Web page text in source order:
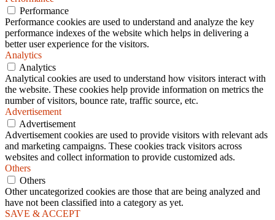
Performance
Performance cookies are used to understand and analyze the key
performance indexes of the website which helps in delivering a
better user experience for the visitors.
Analytics
Analytics
Analytical cookies are used to understand how visitors interact with
the website. These cookies help provide information on metrics the
number of visitors, bounce rate, traffic source, etc.
Advertisement
Advertisement
Advertisement cookies are used to provide visitors with relevant ads
and marketing campaigns. These cookies track visitors across
websites and collect information to provide customized ads.
Others
Others
Other uncategorized cookies are those that are being analyzed and
have not been classified into a category as yet.
SAVE & ACCEPT